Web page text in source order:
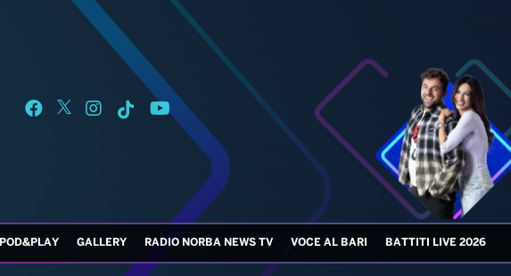
POD&PLAY GALLERY RADIO NORBA NEWS TV VOCE AL BARI BATTITI LIVE 2026